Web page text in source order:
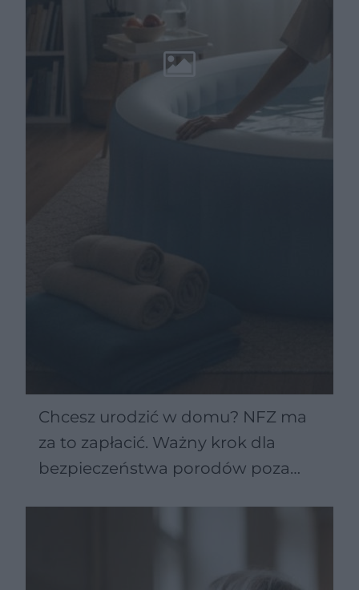
Chcesz urodzić w domu? NFZ ma
za to zapłacić. Ważny krok dla
bezpieczeństwa porodów poza